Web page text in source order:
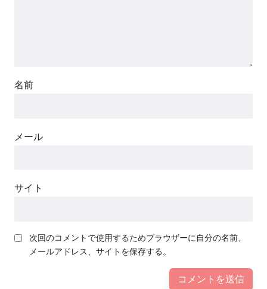
名前
メール
サイト
次回のコメントで使用するためブラウザーに自分の名前、
メールアドレス、サイトを保存する。